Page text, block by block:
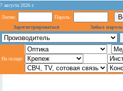
7 августа 2026 г.
Логин:
Пароль:
Зарегистрироваться
Забыл пароль
На складе: